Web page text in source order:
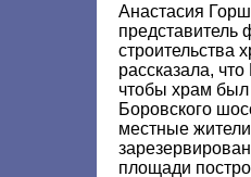
Анастасия
строительства
рассказала,
чтобы храм
Боровского
местные
площади